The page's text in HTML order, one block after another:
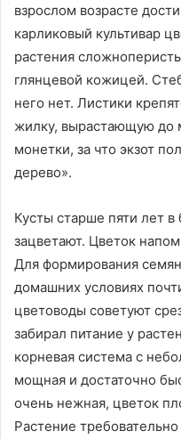
взрослом возрасте
карликовый культивар
растения
глянцевой кожицей.
него нет. Листики
жилку, вырастающую до
монетки, за что экзот
дерево».
Кусты старше пяти лет в
зацветают. Цветок
Для формирования
домашних условиях
цветоводы советуют
забирал питание у
корневая система с
мощная и достаточно
очень нежная, цветок
Растение